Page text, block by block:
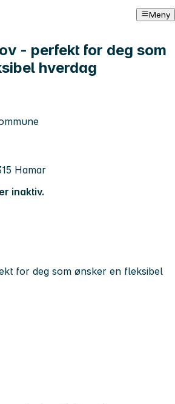
Meny
- perfekt for deg som
hverdag
Hamar
inaktiv.
for deg som ønsker en fleksibel